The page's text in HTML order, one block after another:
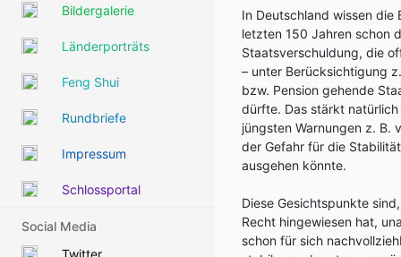
Bildergalerie
Länderporträts
Feng Shui
Rundbriefe
Impressum
Schlossportal
Social Media
Twitter
In Deutschland wissen die
letzten 150 Jahren schon
Staatsverschuldung, die
– unter Berücksichtigung
bzw. Pension gehende
dürfte. Das stärkt
jüngsten Warnungen z. B.
der Gefahr für die
ausgehen könnte.
Diese Gesichtspunkte
Recht hingewiesen hat,
schon für sich